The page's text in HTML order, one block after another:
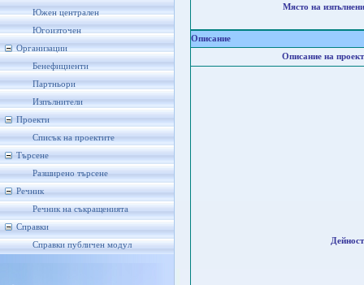
Южен централен
Югоизточен
Организации
Бенефициенти
Партньори
Изпълнители
Проекти
Списък на проектите
Търсене
Разширено търсене
Речник
Речник на съкращенията
Справки
Справки публичен модул
Място на
Описание
Описание на